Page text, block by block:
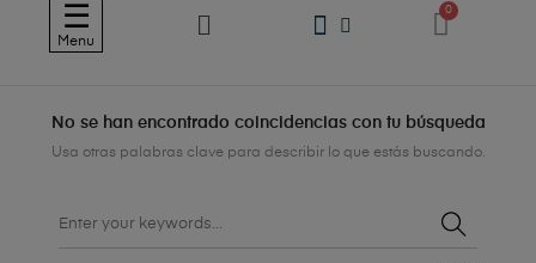
Navegación
de
☰
Menu
No se han encontrado coincidencias con tu búsqueda
Usa otras palabras clave para describir lo que estás buscando.